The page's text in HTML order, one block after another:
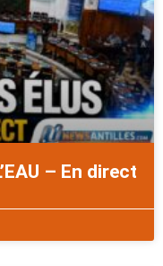
– En direct